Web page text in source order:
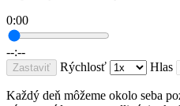
0:00
--:--
Zastaviť Rýchlosť Hlas
Každý deň môžeme okolo seba